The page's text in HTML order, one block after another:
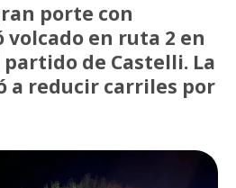
porte con
volcado en ruta 2 en
de Castelli. La
a reducir carriles por